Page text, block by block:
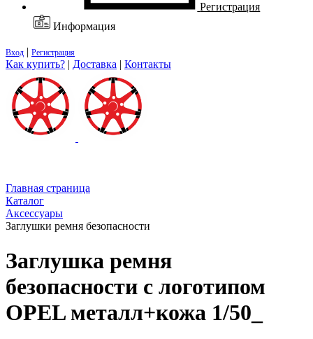
Регистрация
Информация
Вход | Регистрация
Как купить? | Доставка | Контакты
Главная страница
Каталог
Аксессуары
Заглушки ремня безопасности
Заглушка ремня
безопасности с логотипом
OPEL металл+кожа 1/50_